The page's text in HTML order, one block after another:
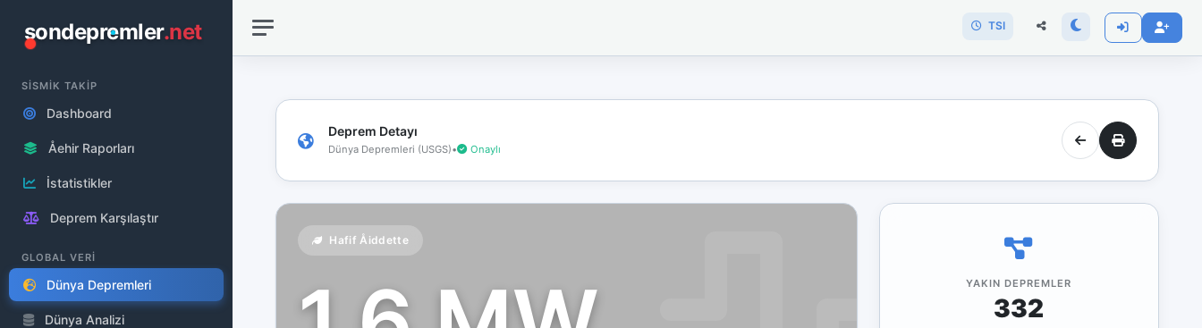
sondepremler.net
SİSMİK TAKİP
Dashboard
Åehir Raporları
İstatistikler
Deprem Karşılaştır
GLOBAL VERİ
Dünya Depremleri
Dünya Analizi
TSI
Deprem Detayı
Dünya Depremleri (USGS)• Onaylı
Hafif Åiddette
YAKIN DEPREMLER
332
bağlantınız